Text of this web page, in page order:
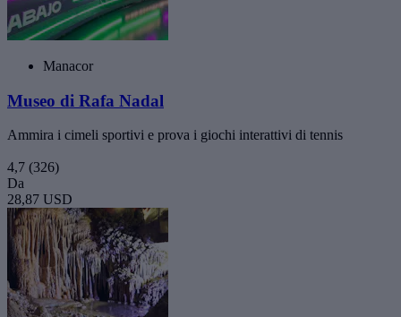
Manacor
Museo di Rafa Nadal
Ammira i cimeli sportivi e prova i giochi interattivi di tennis
4,7 (326)
Da
28,87 USD